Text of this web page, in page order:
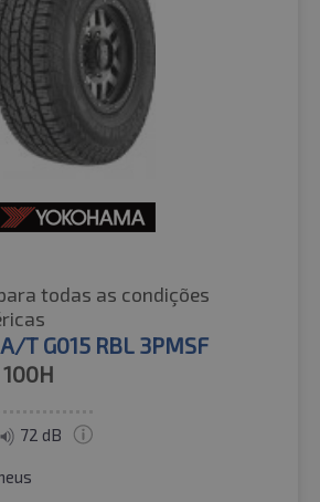
todas as condições
T G015 RBL 3PMSF
100H
72 dB